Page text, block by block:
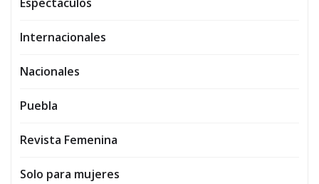
Internacionales
Nacionales
Puebla
Revista Femenina
Solo para mujeres